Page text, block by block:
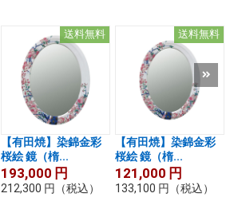
送料無料
【有田焼】染錦金彩
桜絵 鏡（楕...
193,000 円
212,300 円 （税込）
送料無料
【有田焼】染錦金彩
桜絵 鏡（楕...
121,000 円
133,100 円 （税込）